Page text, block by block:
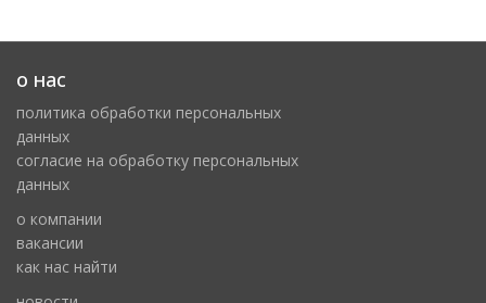
о нас
политика обработки персональных
данных
cогласие на обработку персональных
данных
о компании
вакансии
как нас найти